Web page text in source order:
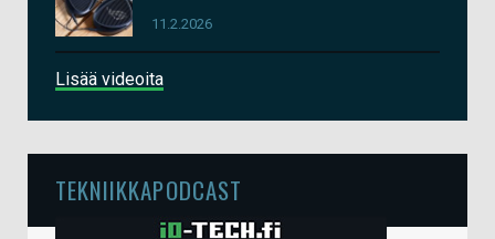
11.2.2026
Lisää videoita
TEKNIIKKAPODCAST